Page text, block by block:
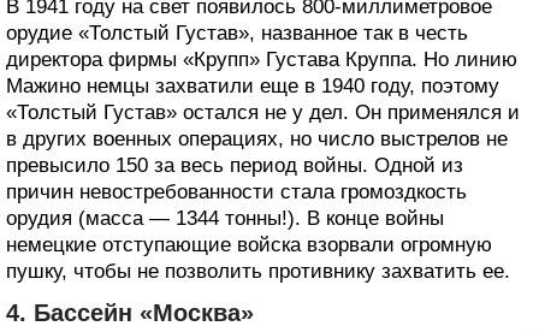
В 1941 году на свет появилось 800-миллиметровое
орудие «Толстый Густав», названное так в честь
директора фирмы «Крупп» Густава Круппа. Но линию
Мажино немцы захватили еще в 1940 году, поэтому
«Толстый Густав» остался не у дел. Он применялся и
в других военных операциях, но число выстрелов не
превысило 150 за весь период войны. Одной из
причин невостребованности стала громоздкость
орудия (масса — 1344 тонны!). В конце войны
немецкие отступающие войска взорвали огромную
пушку, чтобы не позволить противнику захватить ее.
4. Бассейн «Москва»